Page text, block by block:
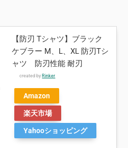
【防刃 Tシャツ】ブラック
ケブラー M、L、XL 防刃Tシ
ャツ 防刃性能 耐刃
created by Rinker
Amazon
楽天市場
Yahooショッピング